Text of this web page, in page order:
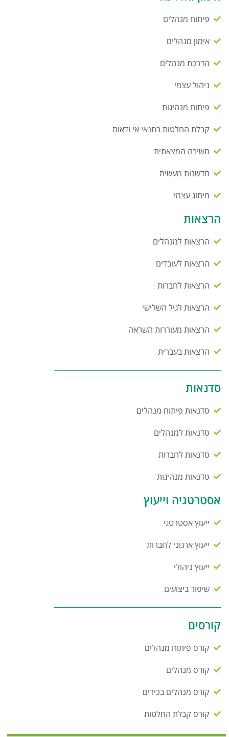
פיתוח מנהלים
אימון מנהלים
הדרכת מנהלים
ניהול עצמי
פיתוח מנהיגות
קבלת החלטות בתנאי אי ודאות
חשיבה המצאתית
חדשנות מעשית
מיתוג עצמי
הרצאות
הרצאות למנהלים
הרצאות לעובדים
הרצאות לחברות
הרצאות לגיל השלישי
הרצאות מעוררות השראה
הרצאות בעברית
סדנאות
סדנאות פיתוח מנהלים
סדנאות למנהלים
סדנאות לחברות
סדנאות מנהיגות
אסטרטגיה וייעוץ
ייעוץ אסטרטגי
ייעוץ ארגוני לחברות
ייעוץ ניהולי
שיפור ביצועים
קורסים
קורס פיתוח מנהלים
קורס מנהלים
קורס מנהלים בכירים
קורס קבלת החלטות